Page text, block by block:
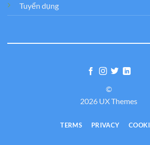
Tuyển dụng
©
2026 UX Themes
TERMS PRIVACY